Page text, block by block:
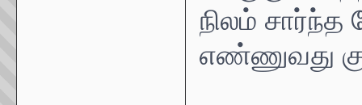
நிலம்
எண்ணுவது